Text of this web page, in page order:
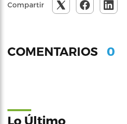
Compartir
COMENTARIOS 0
Lo Último